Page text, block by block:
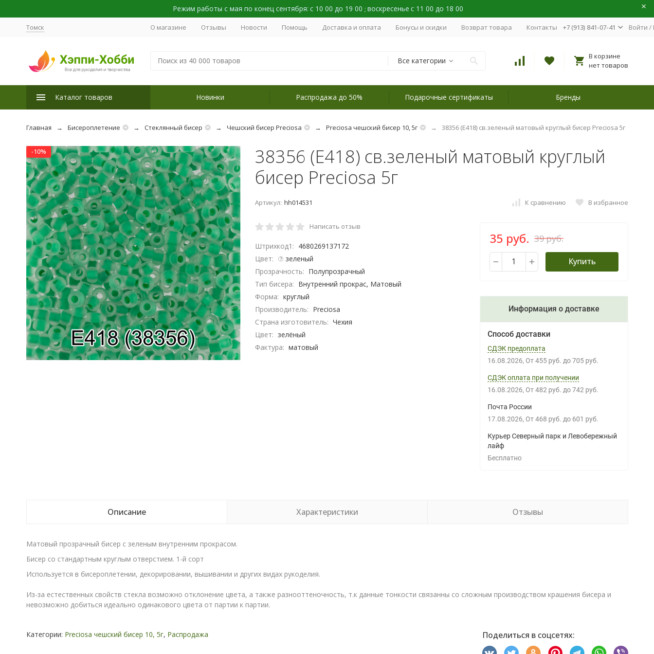
Режим работы с мая по конец сентября: с 10 00 до 19 00 ; воскресенье с 11 00 до 18 00
Томск О магазине Отзывы Новости Помощь Доставка и оплата Бонусы и скидки Возврат товара Контакты +7 (913) 841-07-41 Войти /
Все категории
В корзине
нет товаров
Каталог товаров Новинки Распродажа до 50% Подарочные сертификаты Бренды
Главная Бисероплетение Стеклянный бисер Чешский бисер Preciosa Preciosa чешский бисер 10, 5г 38356 (E418) св.зеленый матовый круглый бисер Preciosa 5г
-10%
38356 (E418) св.зеленый матовый круглый
бисер Preciosa 5г
Артикул: hh014531 К сравнению В избранное
Написать отзыв
Штрихкод1: 4680269137172
Цвет:
зеленый
Прозрачность: Полупрозрачный
Тип бисера: Внутренний прокрас, Матовый
Форма: круглый
Производитель: Preciosa
Страна изготовитель: Чехия
Цвет: зелёный
Фактура: матовый
35 руб. 39 руб.
Купить
Информация о доставке
Способ доставки
СДЭК предоплата
16.08.2026 От 455 руб. до 705 руб.
СДЭК оплата при получении
16.08.2026 От 482 руб. до 742 руб.
Почта России
17.08.2026 От 468 руб. до 601 руб.
Курьер Северный парк и Левобережный
лайф
Бесплатно
Описание Характеристики Отзывы
Матовый прозрачный бисер с зеленым внутренним прокрасом.
Бисер со стандартным круглым отверстием. 1-й сорт
Используется в бисероплетении, декорировании, вышивании и других видах рукоделия.
Из-за естественных свойств стекла возможно отклонение цвета, а также разнооттеночность, т.к данные тонкости связанны со сложным производством крашения бисера и
невозможно добиться идеально одинакового цвета от партии к партии.
Категории: Preciosa чешский бисер 10, 5г, Распродажа Поделиться в соцсетях: